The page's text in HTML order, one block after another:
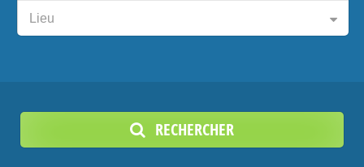
Lieu
RECHERCHER